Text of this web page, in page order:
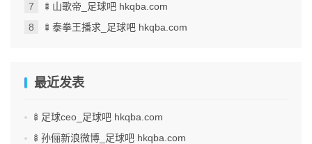
🍢山歌帝_足球吧 hkqba.com
🍢泰拳王播求_足球吧 hkqba.com
最近发表
🍢足球ceo_足球吧 hkqba.com
🍢孙俪新浪微博_足球吧 hkqba.com